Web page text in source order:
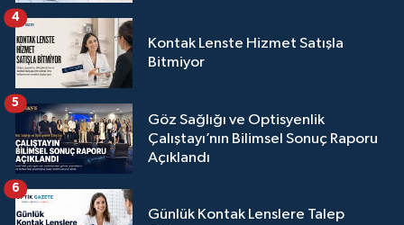
Kontak Lenste Hizmet Satışla
Bitmiyor
4
Göz Sağlığı ve Optisyenlik
Çalıştayı’nın Bilimsel Sonuç Raporu
Açıklandı
5
Günlük Kontak Lenslere Talep
6